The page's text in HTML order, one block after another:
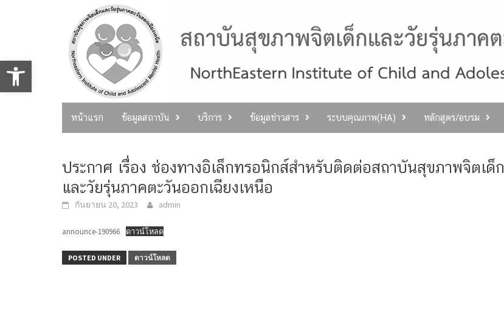
Open toolbar
หน้าแรก ข้อมูลสถาบัน บริการ ข้อมูลข่าวสาร ระบบคุณภาพ(HA) หลักสูตร/อบรม
ประกาศ เรื่อง ช่องทางอิเล็กทรอนิกส์สำหรับติดต่อสถาบันสุขภาพจิตเด็ก
และวัยรุ่นภาคตะวันออกเฉียงเหนือ
กันยายน 20, 2023 admin
announce-190966 ดาวน์โหลด
POSTED UNDER ดาวน์โหลด